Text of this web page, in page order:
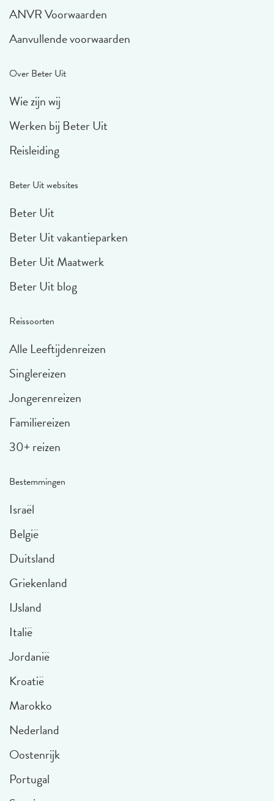
ANVR Voorwaarden
Aanvullende voorwaarden
Over Beter Uit
Wie zijn wij
Werken bij Beter Uit
Reisleiding
Beter Uit websites
Beter Uit
Beter Uit vakantieparken
Beter Uit Maatwerk
Beter Uit blog
Reissoorten
Alle Leeftijdenreizen
Singlereizen
Jongerenreizen
Familiereizen
30+ reizen
Bestemmingen
Israël
België
Duitsland
Griekenland
IJsland
Italië
Jordanië
Kroatië
Marokko
Nederland
Oostenrijk
Portugal